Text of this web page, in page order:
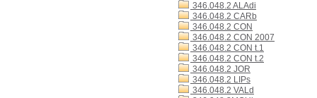
346.048.2 ALAdi
346.048.2 CARb
346.048.2 CON
346.048.2 CON 2007
346.048.2 CON t.1
346.048.2 CON t.2
346.048.2 JOR
346.048.2 LIPs
346.048.2 VALd